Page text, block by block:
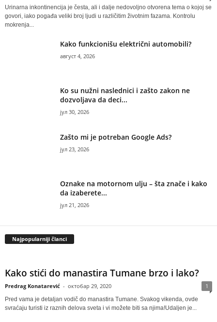
Urinarna inkontinencija je česta, ali i dalje nedovoljno otvorena tema o kojoj se
govori, iako pogađa veliki broj ljudi u različitim životnim fazama. Kontrolu
mokrenja...
Kako funkcionišu električni automobili?
август 4, 2026
Ko su nužni naslednici i zašto zakon ne
dozvoljava da deci...
јул 30, 2026
Zašto mi je potreban Google Ads?
јул 23, 2026
Oznake na motornom ulju – šta znače i kako
da izaberete...
јул 21, 2026
Najpopularniji članci
Kako stići do manastira Tumane brzo i lako?
Predrag Konatarević - октобар 29, 2020 1
Pred vama je detaljan vodič do manastira Tumane. Svakog vikenda, ovde
svraćaju turisti iz raznih delova sveta i vi možete biti sa njima!Udaljen je...